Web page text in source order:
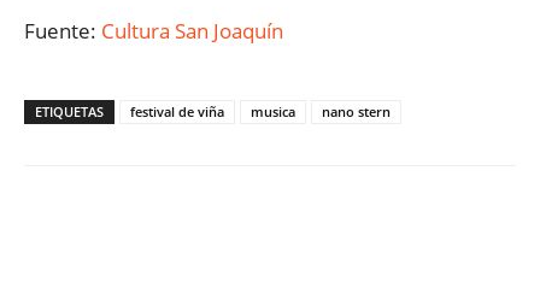
Fuente: Cultura San Joaquín
ETIQUETAS festival de viña musica nano stern